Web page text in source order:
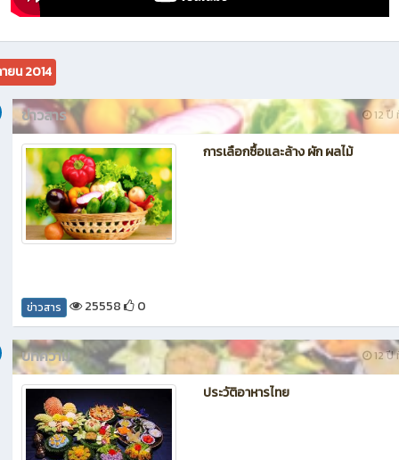
ยน 2014
12 ปี
ข่าวสาร
การเลือกซื้อและล้าง ผัก ผลไม้
ข่าวสาร 25558 0
12 ปี
บทความ
ประวัติอาหารไทย